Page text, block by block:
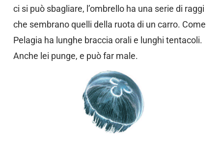
ci si può sbagliare, l’ombrello ha una serie di raggi
che sembrano quelli della ruota di un carro. Come
Pelagia ha lunghe braccia orali e lunghi tentacoli.
Anche lei punge, e può far male.